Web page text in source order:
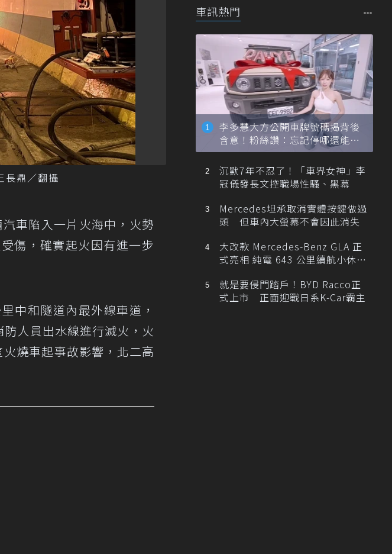
長鼎／翻攝
車陷入一片火海中，火勢
傷，確實起火因有進一步
中和隧道內最外線車道，
人員出水線進行滅火，火
燒車起事故影響，北二高
車訊熱門
李多慧大方公開車牌號碼揭背後
含意！粉絲讚：忘記停哪還能幫
忙找車
沉默7年不忍了！「車界女神」李
冠儀發長文控職場性騷、黑幕
Mercedes坦承取消實體按鍵做過
頭 但車內大螢幕不會因此消失
大改款 Mercedes-Benz GLA 正
式亮相 純電 643 公里續航小休
就是要侵門踏戶！BYD Racco正
式上市 正面迎戰日系K-Car霸主